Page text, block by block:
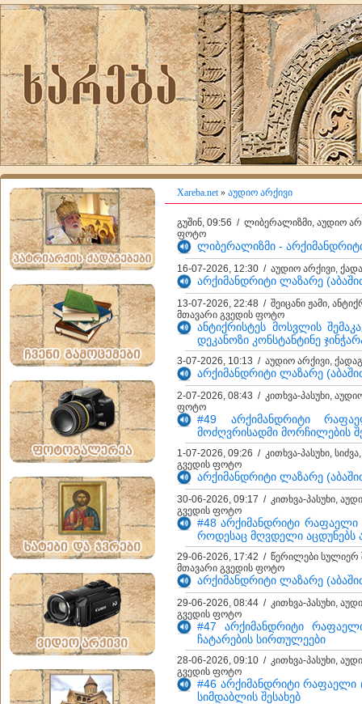
Xareba.net» აუდიო არქივი
გუშინ, 09:56 / ლიბერალიზმი, აუდიო
ფოტო
ლიბერალიზმი -
16-07-2026, 12:30 / აუდიო არქივი,
არქიმანდრიტი ლაზარე
13-07-2026, 22:48 / შეიცანი ჟამი,
მთავარი გვედის ფოტო
ანტიქრისტეს მოსვლის
დეკანოზი კონსტანტინე
3-07-2026, 10:13 / აუდიო არქივი,
არქიმანდრიტი ლაზარე
2-07-2026, 08:43 / კითხვა-პასუხი,
ფოტო
#49 არქიმანდრიტი
მოძღვრისადმი მორჩილების
1-07-2026, 09:26 / კითხვა-პასუხი,
გვედის ფოტო
არქიმანდრიტი ლაზარე
30-06-2026, 09:17 / კითხვა-პასუხი,
გვედის ფოტო
#48 არქიმანდრიტი
როდესაც მღვდელი აცდუნებს
29-06-2026, 17:42 / წერილები სულიერ
მთავარი გვედის ფოტო
არქიმანდრიტი ლაზარე
29-06-2026, 08:44 / კითხვა-პასუხი,
გვედის ფოტო
#47 არქიმანდრიტი
ჩატარების სირთულეები
28-06-2026, 09:10 / კითხვა-პასუხი,
გვედის ფოტო
#46 არქიმანდრიტი რაფაელი
სიმდაბლის შესახებ